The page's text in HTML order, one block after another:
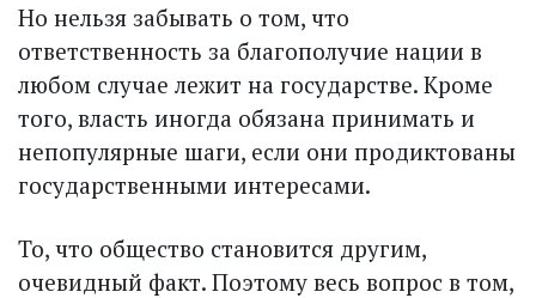
Но нельзя забывать о том, что
ответственность за благополучие нации в
любом случае лежит на государстве. Кроме
того, власть иногда обязана принимать и
непопулярные шаги, если они продиктованы
государственными интересами.
То, что общество становится другим,
очевидный факт. Поэтому весь вопрос в том,